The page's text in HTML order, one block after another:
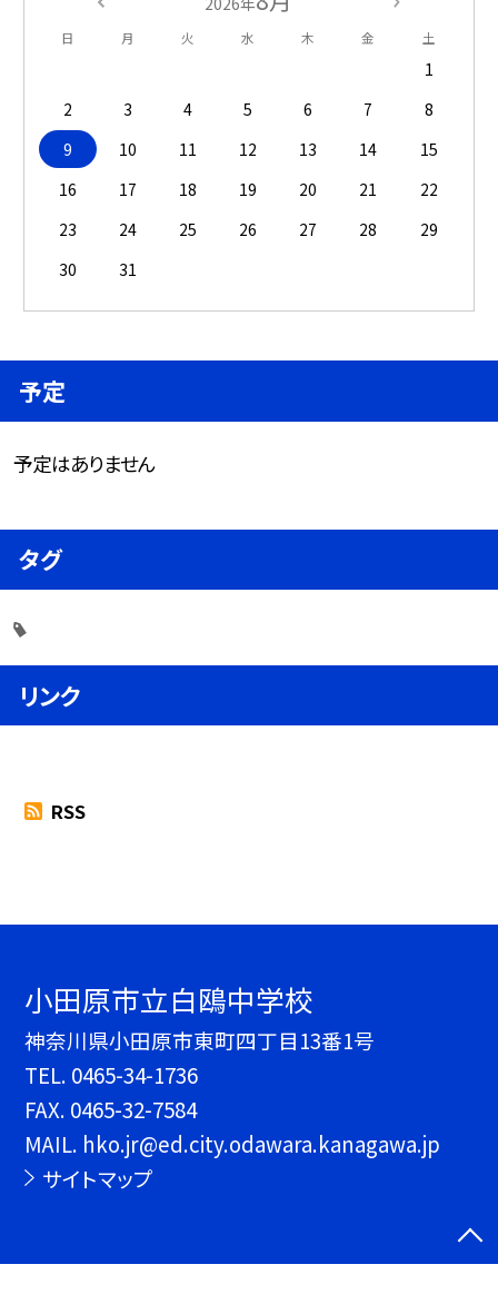
日 月 火 水 木 金 土
1
2
3 4 5 6 7
8
9
10 11 12 13 14
15
16
17 18 19 20 21
22
23
24 25 26 27 28
29
30
31
予定
予定はありません
タグ
リンク
RSS
小田原市立白鴎中学校
神奈川県小田原市東町四丁目13番1号
TEL. 0465-34-1736
FAX. 0465-32-7584
MAIL. hko.jr@ed.city.odawara.kanagawa.jp
サイトマップ